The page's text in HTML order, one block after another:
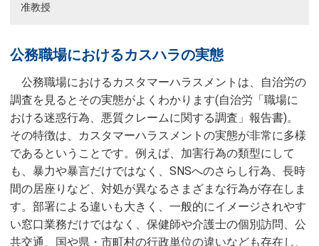
准教授
公務職場におけるカスハラの実態
公務職場におけるカスタマーハラスメントは、自治労の
調査を見るとその実態がよくわかります(自治労「職場に
おける迷惑行為、悪質クレームに関する調査」報告書)。
その特徴は、カスタマーハラスメントの実態が非常に多様
であるということです。例えば、加害行為の類型にして
も、暴力や暴言だけではなく、SNSへのさらし行為、長時
間の居座りなど、対処が異なるさまざまな行為が存在しま
す。部署による違いも大きく、一般的にイメージされやす
い窓口業務だけではなく、保健師や介護士の個別訪問、公
共交通、国や県・市町村の行政単位の違いなども存在し、